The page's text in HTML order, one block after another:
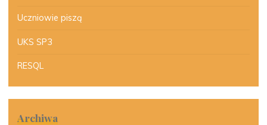
Uczniowie piszą
UKS SP3
RESQL
Archiwa